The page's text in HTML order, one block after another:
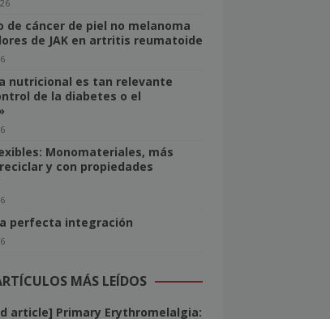
de cáncer de piel no melanoma
de JAK en artritis reumatoide
nutricional es tan relevante
de la diabetes o el
Monomateriales, más
y con propiedades
perfecta integración
MÁS LEÍDOS
article] Primary Erythromelalgia: